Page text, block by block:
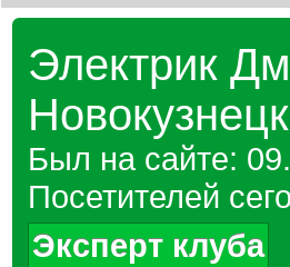
Электрик
Новокузнецк
Был на сайте:
Посетителей
Эксперт клуба